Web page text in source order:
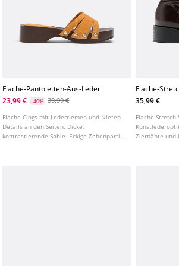
Flache-Pantoletten-Aus-Leder
23,99 €
-40% 39,99 €
Flache Clogs mit Lederriemen und Nieten
Details an den Seiten. Dicke,
kontrastierende Sohle. Eckige Zehenpartie.
Flache-
35,99 €
Flache
Ziernähte und